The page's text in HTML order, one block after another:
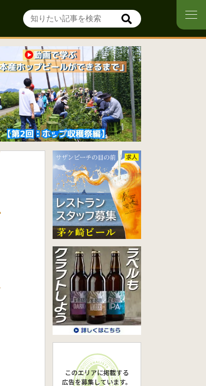
このエリアに掲載する
広告を募集しています。